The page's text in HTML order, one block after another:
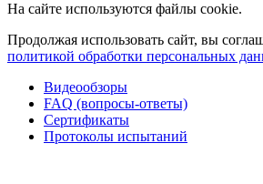
На сайте используются файлы cookie.
Продолжая использовать сайт, вы
политикой обработки персональных
Видеообзоры
FAQ (вопросы-ответы)
Сертификаты
Протоколы испытаний